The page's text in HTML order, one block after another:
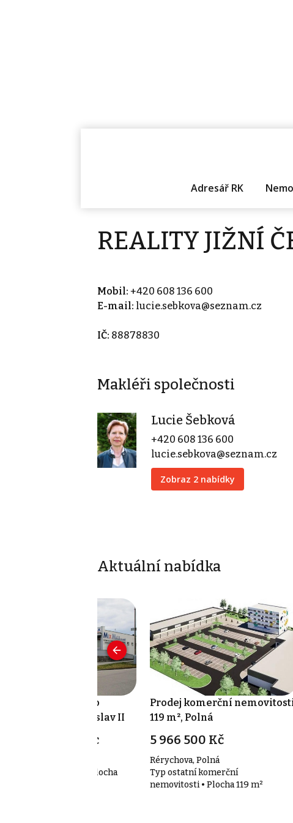
Adresář RK
REALITY JIŽNÍ
Mobil: +420 608 136 600
E-mail: lucie.sebkova@seznam.cz
IČ: 88878830
Makléři společnosti
Lucie Šebková
+420 608 136 600
lucie.sebkova@seznam.cz
Zobraz 2 nabídky
Aktuální nabídka
obchodního
250 m², Soběslav II
000 Kč za měsíc
obchodní prostory • Plocha
Prodej komerční
119 m², Polná
5 966 500 Kč
Rérychova, Polná
Typ ostatní komerční
nemovitosti • Plocha 119 m²